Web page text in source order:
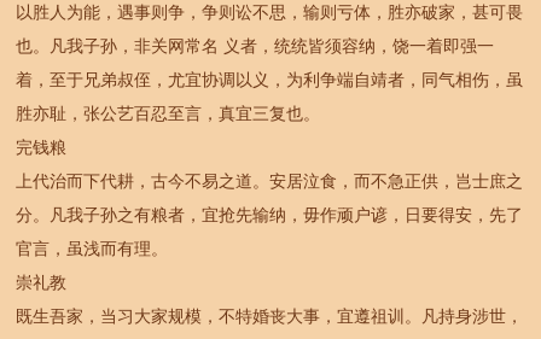
以胜人为能，遇事则争，争则讼不思，输则亏体，胜亦破家，甚可畏
也。凡我子孙，非关网常名 义者，统统皆须容纳，饶一着即强一
着，至于兄弟叔侄，尤宜协调以义，为利争端自靖者，同气相伤，虽
胜亦耻，张公艺百忍至言，真宜三复也。
完钱粮
上代治而下代耕，古今不易之道。安居泣食，而不急正供，岂士庶之
分。凡我子孙之有粮者，宜抢先输纳，毋作顽户谚，日要得安，先了
官言，虽浅而有理。
崇礼教
既生吾家，当习大家规模，不特婚丧大事，宜遵祖训。凡持身涉世，